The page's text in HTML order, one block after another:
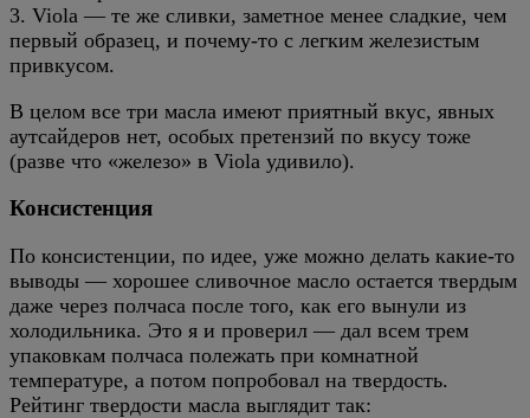
3. Viola — те же сливки, заметное менее сладкие, чем
первый образец, и почему-то с легким железистым
привкусом.
В целом все три масла имеют приятный вкус, явных
аутсайдеров нет, особых претензий по вкусу тоже
(разве что «железо» в Viola удивило).
Консистенция
По консистенции, по идее, уже можно делать какие-то
выводы — хорошее сливочное масло остается твердым
даже через полчаса после того, как его вынули из
холодильника. Это я и проверил — дал всем трем
упаковкам полчаса полежать при комнатной
температуре, а потом попробовал на твердость.
Рейтинг твердости масла выглядит так: